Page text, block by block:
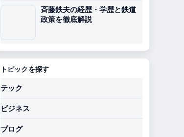
斉藤鉄夫の経歴・学歴と鉄道
政策を徹底解説
トピックを探す
テック
ビジネス
ブログ